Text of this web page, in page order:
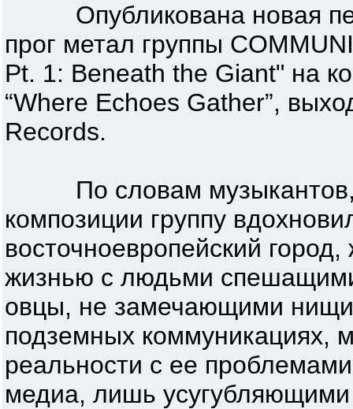
Опубликована новая
прог метал группы
Pt. 1: Beneath the Giant" на
“Where Echoes Gather”,
Records.
По словам музыкантов,
композиции группу
восточноевропейский
жизнью с людьми
овцы, не замечающими
подземных коммуникациях,
реальности с ее
медиа, лишь